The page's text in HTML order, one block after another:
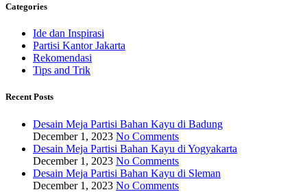
Categories
Ide dan Inspirasi
Partisi Kantor Jakarta
Rekomendasi
Tips and Trik
Recent Posts
Desain Meja Partisi Bahan Kayu di Badung
December 1, 2023 No Comments
Desain Meja Partisi Bahan Kayu di Yogyakarta
December 1, 2023 No Comments
Desain Meja Partisi Bahan Kayu di Sleman
December 1, 2023 No Comments